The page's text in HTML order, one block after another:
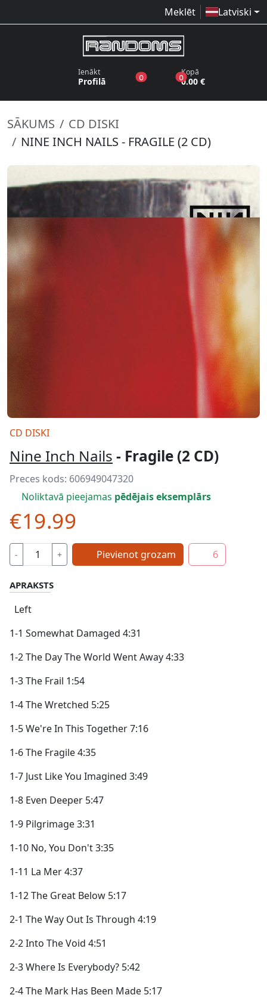
Meklēt Latviski
Ienākt
Profilā 0produkti vēlmju sarakstā
0produkti grozā
Kopā
0.00 €
SĀKUMS
CD DISKI
NINE INCH NAILS - FRAGILE (2 CD)
CD DISKI
Nine Inch Nails - Fragile (2 CD)
Preces kods: 606949047320
Noliktavā pieejamas pēdējais eksemplārs
€19.99
- + Pievienot grozam 6
APRAKSTS
Left
1-1 Somewhat Damaged 4:31
1-2 The Day The World Went Away 4:33
1-3 The Frail 1:54
1-4 The Wretched 5:25
1-5 We're In This Together 7:16
1-6 The Fragile 4:35
1-7 Just Like You Imagined 3:49
1-8 Even Deeper 5:47
1-9 Pilgrimage 3:31
1-10 No, You Don't 3:35
1-11 La Mer 4:37
1-12 The Great Below 5:17
2-1 The Way Out Is Through 4:19
2-2 Into The Void 4:51
2-3 Where Is Everybody? 5:42
2-4 The Mark Has Been Made 5:17